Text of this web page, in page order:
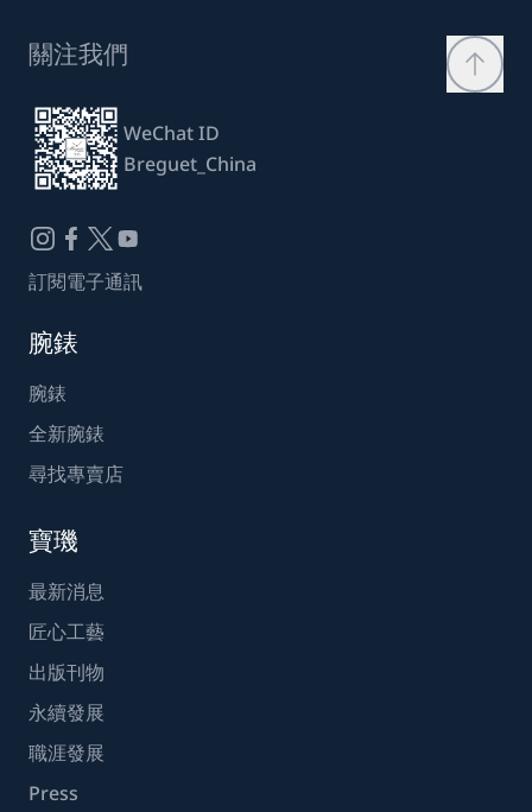
關注我們
WeChat ID
Breguet_China
訂閱電子通訊
腕錶
腕錶
全新腕錶
尋找專賣店
寶璣
最新消息
匠心工藝
出版刊物
永續發展
職涯發展
Press